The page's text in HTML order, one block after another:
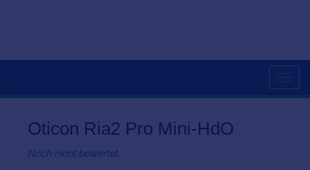
Oticon Ria2 Pro Mini-HdO
Noch nicht bewertet.